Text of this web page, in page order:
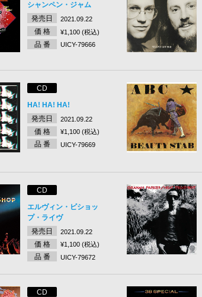
シャンペン・ジャム
発売日
2021.09.22
価 格 ¥1,100 (税込)
品 番 UICY-79666
CD
HA! HA! HA!
発売日
2021.09.22
価 格 ¥1,100 (税込)
品 番 UICY-79669
CD
エルヴィン・ビショッ
プ・ライヴ
発売日
2021.09.22
価 格 ¥1,100 (税込)
品 番 UICY-79672
CD